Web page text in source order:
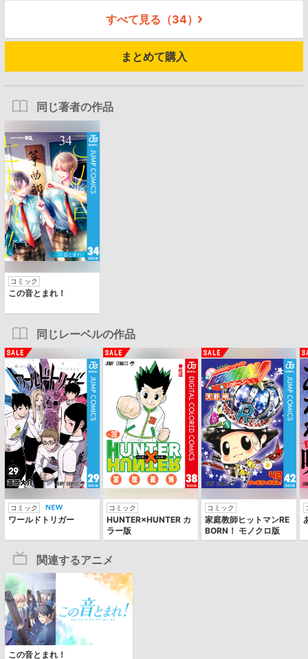
すべて見る（34）
まとめて購入
同じ著者の作品
コミック
この音とまれ！
同じレーベルの作品
コミック
ワールドトリガー
コミック
HUNTER×HUNTER カ
ラー版
コミック
家庭教師ヒットマンRE
BORN！ モノクロ版
関連するアニメ
この音とまれ！